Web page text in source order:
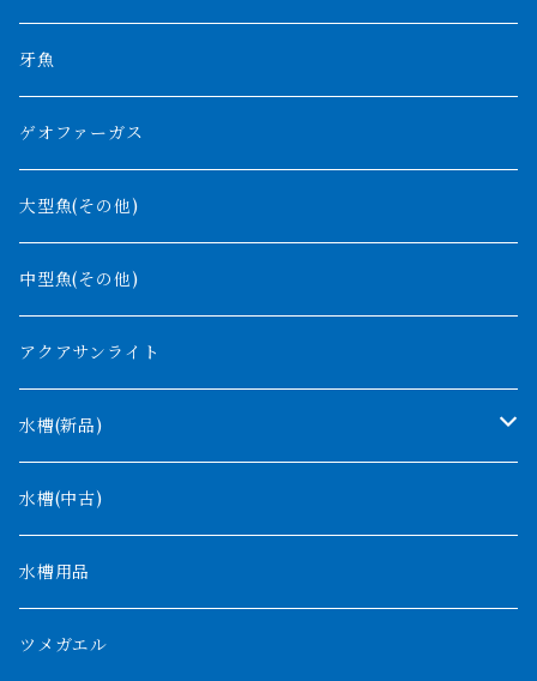
バンジャール
その他アロワナ
コウロントン
ラプラディ
ギニア
ナイジェリア
コンギクス
オルナティピンニス
コンゴ
タンガニーカ
ウィークシー
モケレンベンベ
デルヘッジ
ザイールグリーン
パルマス
小型スネークヘッド
牙魚
ゲオファーガス
大型魚(その他)
中型魚(その他)
アクアサンライト
水槽(新品)
1200mm以下
1500mm
1800mm
水槽(中古)
水槽用品
ツメガエル